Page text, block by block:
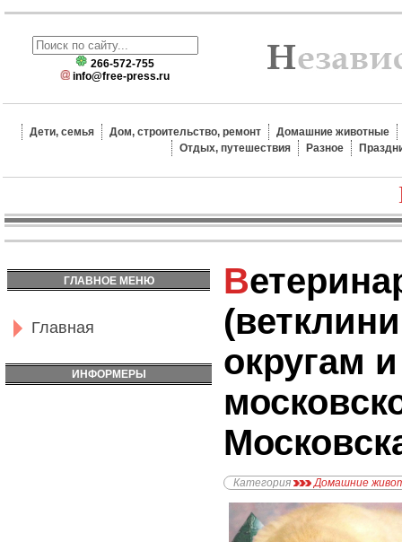
266-572-755
info@free-press.ru
Дети, семья Дом, строительство, ремонт
Домашние животные
Отдых, путешествия
Разное
ГЛАВНОЕ МЕНЮ
Главная
ИНФОРМЕРЫ
Ветеринарные клиники
округам
Категория Домашние